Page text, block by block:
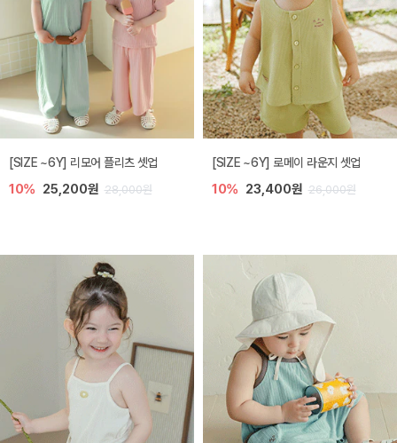
[SIZE ~6Y] 리모어 플리츠 셋업
10% 25,200원 28,000원
[SIZE ~6Y] 로메이 라운지 셋업
10% 23,400원 26,000원